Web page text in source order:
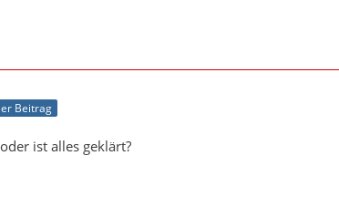
Beitrag
ist alles geklärt?